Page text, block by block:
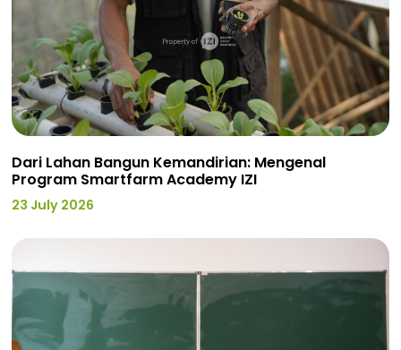
Dari Lahan Bangun Kemandirian: Mengenal
Program Smartfarm Academy IZI
23 July 2026